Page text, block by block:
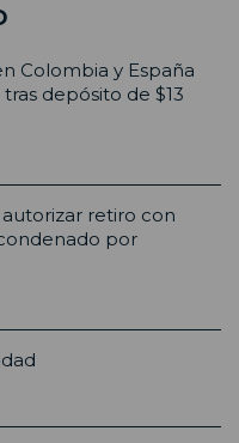
Colombia y España
depósito de $13
retiro con
por